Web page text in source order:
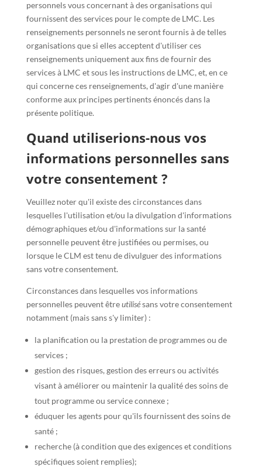
personnels vous concernant à des organisations qui
fournissent des services pour le compte de LMC. Les
renseignements personnels ne seront fournis à de telles
organisations que si elles acceptent d'utiliser ces
renseignements uniquement aux fins de fournir des
services à LMC et sous les instructions de LMC, et, en ce
qui concerne ces renseignements, d'agir d'une manière
conforme aux principes pertinents énoncés dans la
présente politique.
Quand utiliserions-nous vos
informations personnelles sans
votre consentement ?
Veuillez noter qu'il existe des circonstances dans
lesquelles l'utilisation et/ou la divulgation d'informations
démographiques et/ou d'informations sur la santé
personnelle peuvent être justifiées ou permises, ou
lorsque le CLM est tenu de divulguer des informations
sans votre consentement.
Circonstances dans lesquelles vos informations
personnelles peuvent êtreutilisésans votre consentement
notamment (mais sans s'y limiter) :
la planification ou la prestation de programmes ou de
services ;
gestion des risques, gestion des erreurs ou activités
visant à améliorer ou maintenir la qualité des soins de
tout programme ou service connexe ;
éduquer les agents pour qu'ils fournissent des soins de
santé ;
recherche (à condition que des exigences et conditions
spécifiques soient remplies);